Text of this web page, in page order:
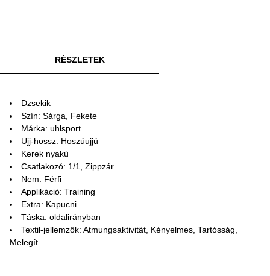
RÉSZLETEK
Dzsekik
Szín: Sárga, Fekete
Márka: uhlsport
Ujj-hossz: Hoszúujjú
Kerek nyakú
Csatlakozó: 1/1, Zippzár
Nem: Férfi
Applikáció: Training
Extra: Kapucni
Táska: oldalirányban
Textil-jellemzők: Atmungsaktivität, Kényelmes, Tartósság,
Melegít